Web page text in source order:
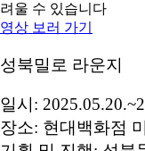
려울 수 있습니다
영상 보러 가기
성북밀로 라운지
일시:
장소: 현대백화점